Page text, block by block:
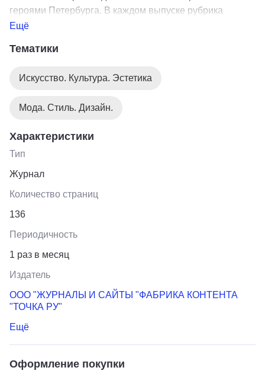
героями Петербурга. В каждом выпуске рубрика
"Главное" полностью посвящена трендам и героям в
Ещё
Тематики
Искусство. Культура. Эстетика
Мода. Стиль. Дизайн.
Характеристики
Тип
Журнал
Количество страниц
136
Периодичность
1 раз в месяц
Издатель
ООО "ЖУРНАЛЫ И САЙТЫ "ФАБРИКА КОНТЕНТА
"ТОЧКА РУ"
Ещё
Оформление покупки